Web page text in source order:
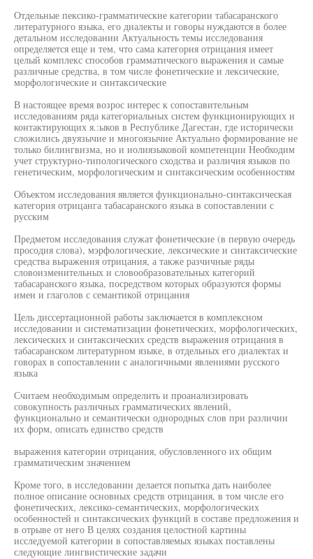
Отдельные пексико-грамматические категории табасаранского
литературного языка, его диалекты и говоры нуждаются в более
детальном исследовании Актуальность темы исследования
определяется еще и тем, что сама категория отрицания имеет
целый комплекс способов грамматического выражения и самые
различные средства, в том числе фонетические и лексические,
морфологические и синтаксические
В настоящее время возрос интерес к сопоставительным
исследованиям ряда категориальных систем функционирующих и
контактирующих я.:ыков в Республике Дагестан, где исторически
сложились двуязычие и многоязычие Актуально формирование не
только билингвизма, но и иолиязыковой компетенции Необходим
учет структурно-типологического сходства и различия языков по
генетическим, морфологическим и синтаксическим особенностям
Объектом исследования является функционально-синтаксическая
категория отрицанга табасаранского языка в сопоставлении с
русским
Предметом исследования служат фонетические (в первую очередь
просодия слова), мэрфологические, лексические и синтаксические
средства выражения отрицания, а также разчичные ряды
словоизменительных и словообразовательных категорий
табасаранского языка, посредством которых образуются формы
имен и глаголов с семантикой отрицания
Цель диссертационной работы заключается в комплексном
исследовании и систематизации фонетических, морфологических,
лексических и синтаксических средств выражения отрицания в
табасаранском литературном языке, в отдельных его диалектах и
говорах в сопоставлении с аналогичными явлениями русского
языка
Считаем необходимым определить и проанализировать
совокупность различных грамматических явлений,
функционально и семантически однородных слов при различии
их форм, описать единство средств
выражения категории отрицания, обусловленного их общим
грамматическим значением
Кроме того, в исследовании делается попытка дать наиболее
полное описание основных средств отрицания, в том числе его
фонетических, лексико-семантических, морфологических
особенностей и синтаксических функций в составе предложения и
в отрыве от него В целях создания целостной картины
исследуемой категории в сопоставляемых языках поставлены
следующие лингвистические задачи